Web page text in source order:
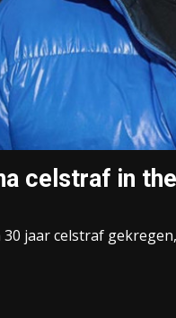
celstraf in
30 jaar celstraf